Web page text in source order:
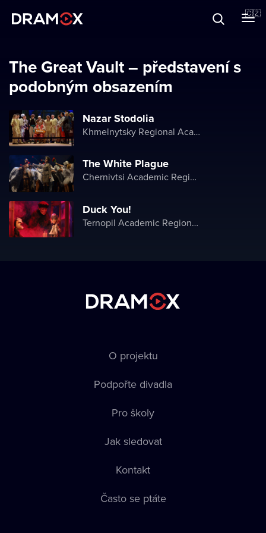
🇨🇿
Registrujte se
The Great Vault – představení s
podobným obsazením
Nazar Stodolia
Khmelnytsky Regional Academic Music and Drama Theater
The White Plague
Chernivtsi Academic Regional Ukrainian Music and Drama Theater named after Olga Kobylyanska
Duck You!
Ternopil Academic Regional Actor and Puppet Theater
O projektu
Podpořte divadla
Pro školy
Jak sledovat
Kontakt
Často se ptáte